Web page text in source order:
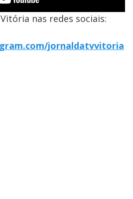
nas redes sociais:
jornaldatvvitoria